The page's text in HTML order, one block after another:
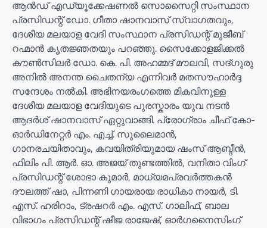
ആൻഡ് എഡ്യൂക്കേഷണൽ സൊസൈറ്റി സംസ്ഥാന
പ്രസിഡന്റ് ഡോ. ഗീതാ ഷാനവാസ് സ്വാഗതവും,
ദേശീയ മലയാള വേദി സംസ്ഥാന പ്രസിഡന്റ് മുജീബ്
റഹ്മാൻ കൃതജ്ഞതയും പറഞ്ഞു. സൈക്കോളജിക്കൽ
കൗൺസിലർ ഡോ. കെ. പി. അഹമ്മദ് മൗലവി, സദ്ഗുരു
അനിൽ അനന്ത ചൈതന്യ എന്നിവർ മതസൗഹാർദ്ദ
സന്ദേശം നൽകി. അഭിനയരംഗത്തെ മികവിനുള്ള
ദേശീയ മലയാള വേദിയുടെ പുരസ്കാരം യുവ നടൻ
ആദർശ് ഷാനവാസ് ഏറ്റുവാങ്ങി. പ്രോഗ്രാം ചീഫ് കോ-
ഓർഡിനേറ്റർ എം. എച്ച്. സുലൈമാൻ,
ഗാനരചയിതാവും, കവയിത്രിയുമായ ഷംസ് ആബ്ദീൻ,
ഫിലിം പി. ആർ. ഓ. അജയ് തുണ്ടത്തിൽ, വനിതാ വിംഗ്
പ്രസിഡന്റ് ശോഭാ കുമാർ, മാധ്യമപ്രവർത്തകൻ
ദൗലത്ത് ഷാ, പിന്നണി ഗായരായ രാധികാ നായർ, ടി.
എസ്. ഹരിറാം, ട്രഷറർ എം. എസ്. ഗാലിഫ്, ബാല
വിഭാഗം പ്രസിഡന്റ് ഷീജ രാജേഷ്, ഓർഗനൈസിംഗ്